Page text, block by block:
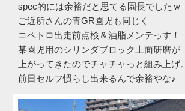
spec的には余裕だと思てる園長でしたｗ
ご近所さんの青GR園児も同じく
コペトロ出走前点検＆油脂メンテっす！
某園児用のシリンダブロック上面研磨が
上がってきたのでチャチャっと組み上げ。
前日セルフ慣らし出来るんで余裕やな♪